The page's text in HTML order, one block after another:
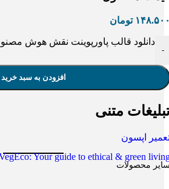
تومان
-
دانلود قالب پاورپوینت نقش هوش مصنوعی در
افزودن به سبد خرید
متنی
اپسون
Your guide to ethical & green
محصولات